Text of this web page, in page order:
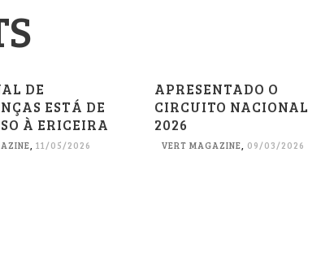
DE
ESTÁ DE
À ERICEIRA
11/05/2026
APRESENTADO O
CIRCUITO NACIONAL
2026
VERT MAGAZINE 09/03/2026